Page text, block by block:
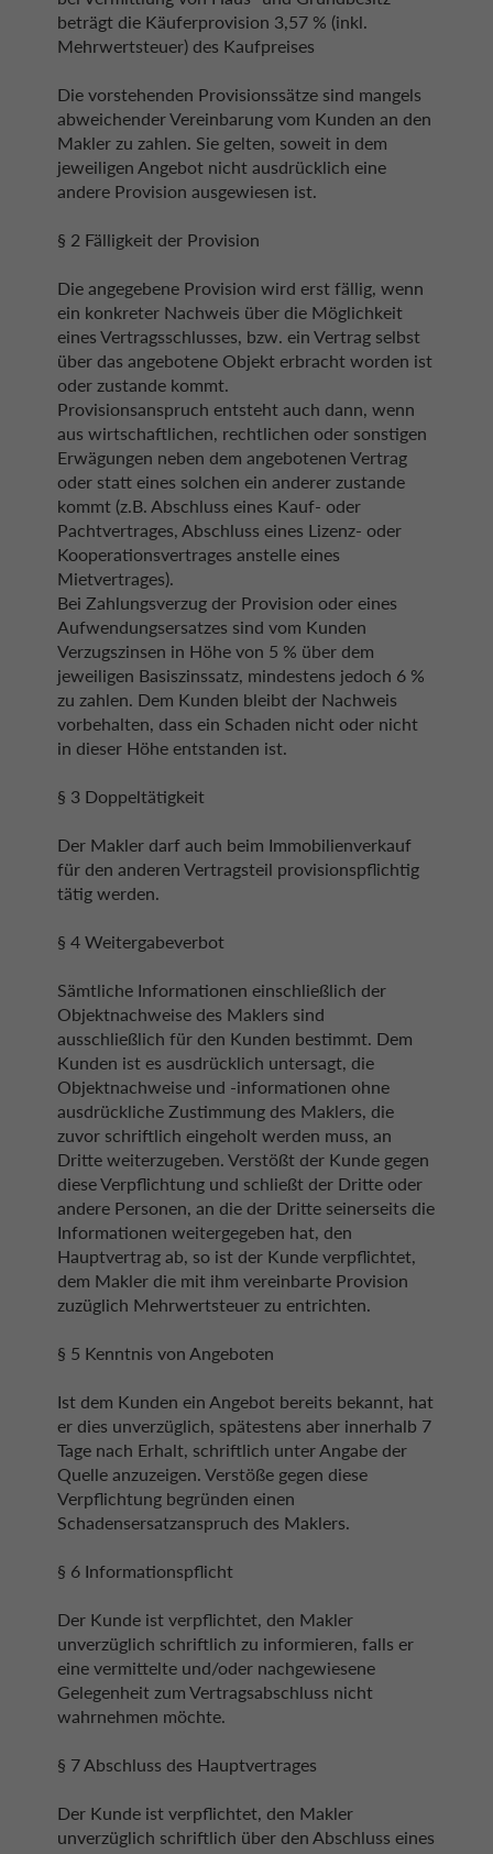
beträgt die Käuferprovision 3,57 % (inkl.
Mehrwertsteuer) des Kaufpreises
Die vorstehenden Provisionssätze sind mangels
abweichender Vereinbarung vom Kunden an den
Makler zu zahlen. Sie gelten, soweit in dem
jeweiligen Angebot nicht ausdrücklich eine
andere Provision ausgewiesen ist.
§ 2 Fälligkeit der Provision
Die angegebene Provision wird erst fällig, wenn
ein konkreter Nachweis über die Möglichkeit
eines Vertragsschlusses, bzw. ein Vertrag selbst
über das angebotene Objekt erbracht worden ist
oder zustande kommt.
Provisionsanspruch entsteht auch dann, wenn
aus wirtschaftlichen, rechtlichen oder sonstigen
Erwägungen neben dem angebotenen Vertrag
oder statt eines solchen ein anderer zustande
kommt (z.B. Abschluss eines Kauf- oder
Pachtvertrages, Abschluss eines Lizenz- oder
Kooperationsvertrages anstelle eines
Mietvertrages).
Bei Zahlungsverzug der Provision oder eines
Aufwendungsersatzes sind vom Kunden
Verzugszinsen in Höhe von 5 % über dem
jeweiligen Basiszinssatz, mindestens jedoch 6 %
zu zahlen. Dem Kunden bleibt der Nachweis
vorbehalten, dass ein Schaden nicht oder nicht
in dieser Höhe entstanden ist.
§ 3 Doppeltätigkeit
Der Makler darf auch beim Immobilienverkauf
für den anderen Vertragsteil provisionspflichtig
tätig werden.
§ 4 Weitergabeverbot
Sämtliche Informationen einschließlich der
Objektnachweise des Maklers sind
ausschließlich für den Kunden bestimmt. Dem
Kunden ist es ausdrücklich untersagt, die
Objektnachweise und -informationen ohne
ausdrückliche Zustimmung des Maklers, die
zuvor schriftlich eingeholt werden muss, an
Dritte weiterzugeben. Verstößt der Kunde gegen
diese Verpflichtung und schließt der Dritte oder
andere Personen, an die der Dritte seinerseits die
Informationen weitergegeben hat, den
Hauptvertrag ab, so ist der Kunde verpflichtet,
dem Makler die mit ihm vereinbarte Provision
zuzüglich Mehrwertsteuer zu entrichten.
§ 5 Kenntnis von Angeboten
Ist dem Kunden ein Angebot bereits bekannt, hat
er dies unverzüglich, spätestens aber innerhalb 7
Tage nach Erhalt, schriftlich unter Angabe der
Quelle anzuzeigen. Verstöße gegen diese
Verpflichtung begründen einen
Schadensersatzanspruch des Maklers.
§ 6 Informationspflicht
Der Kunde ist verpflichtet, den Makler
unverzüglich schriftlich zu informieren, falls er
eine vermittelte und/oder nachgewiesene
Gelegenheit zum Vertragsabschluss nicht
wahrnehmen möchte.
§ 7 Abschluss des Hauptvertrages
Der Kunde ist verpflichtet, den Makler
unverzüglich schriftlich über den Abschluss eines